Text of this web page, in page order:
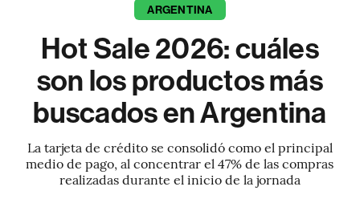
ARGENTINA
Hot Sale 2026: cuáles
son los productos más
buscados en Argentina
La tarjeta de crédito se consolidó como el principal
medio de pago, al concentrar el 47% de las compras
realizadas durante el inicio de la jornada